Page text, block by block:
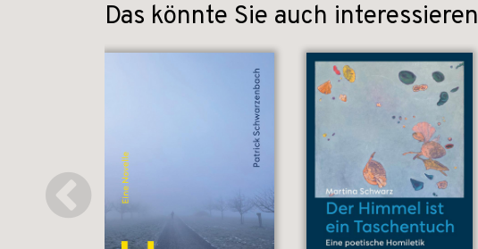
Das könnte Sie auch interessieren